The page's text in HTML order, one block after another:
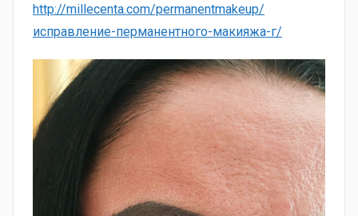
http://millecenta.com/permanentmakeup/
исправление-перманентного-макияжа-г/